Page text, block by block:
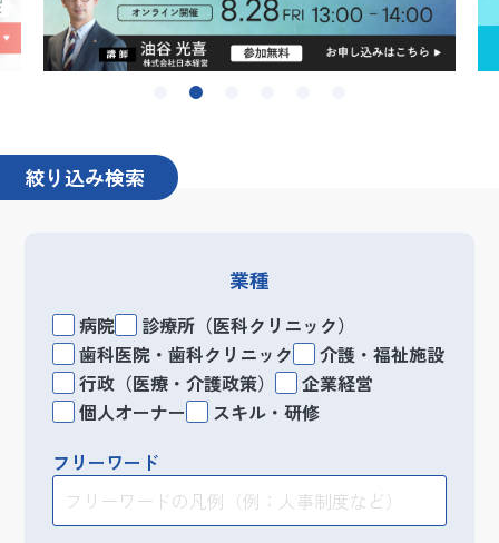
絞り込み検索
業種
病院
診療所（医科クリニック）
歯科医院・歯科クリニック
介護・福祉施設
行政（医療・介護政策）
企業経営
個人オーナー
スキル・研修
フリーワード